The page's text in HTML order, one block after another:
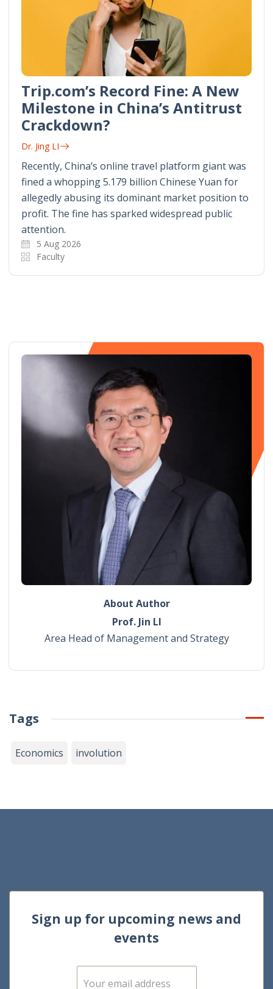
Trip.com’s Record Fine: A New
Milestone in China’s Antitrust
Crackdown?
Dr. Jing LI
Recently, China’s online travel platform giant was
fined a whopping 5.179 billion Chinese Yuan for
allegedly abusing its dominant market position to
profit. The fine has sparked widespread public
attention.
5 Aug 2026
Faculty
About Author
Prof. Jin LI
Area Head of Management and Strategy
Tags
Economics involution
Sign up for upcoming news and
events
E
m